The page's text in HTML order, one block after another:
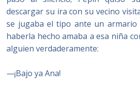
descargar su ira con su vecino
se jugaba el tipo ante un armario
haberla hecho amaba a esa niña
alguien verdaderamente:
—¡Bajo ya Ana!